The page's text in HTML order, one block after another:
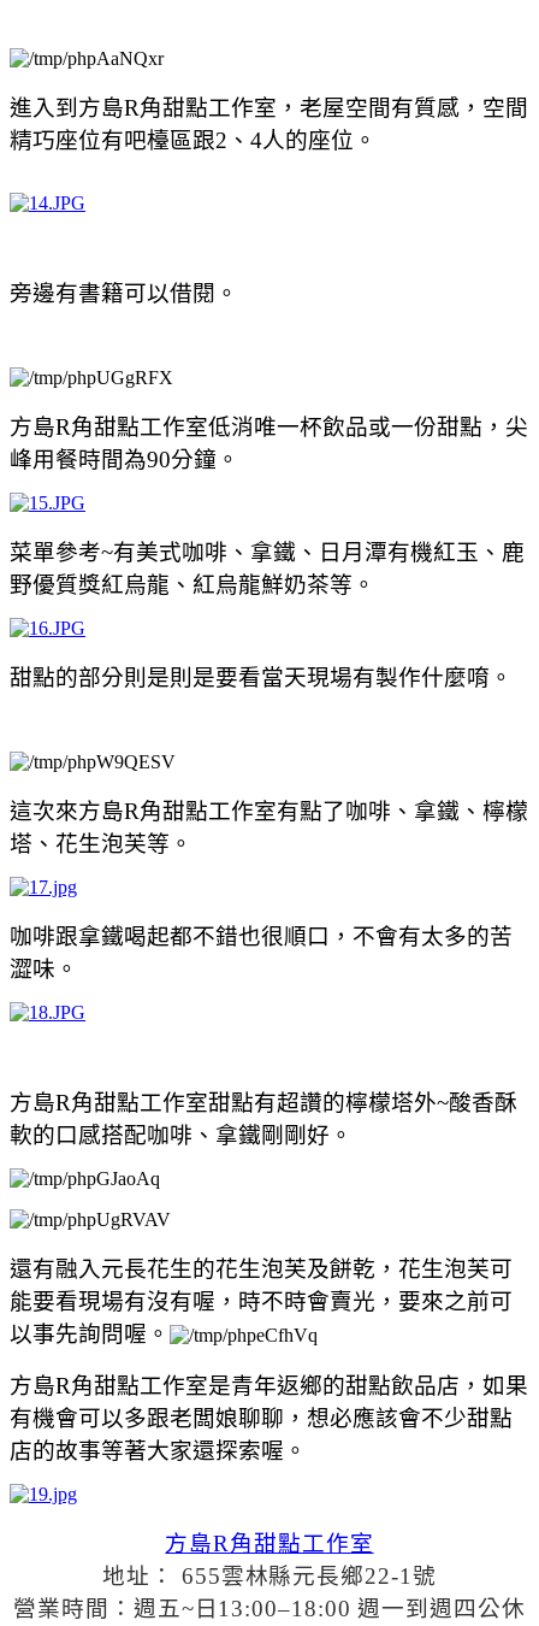
進入到 方島R角甜點工作室，老屋空間有質感， 空間
精巧座位有吧檯區跟2、4人的座位。
旁邊有書籍可以借閱。
方島R角甜點工作室低消唯一杯飲品或一份甜點，尖
峰用餐時間為90分鐘。
菜單參考~有美式咖啡、拿鐵、日月潭有機紅玉、鹿
野優質獎紅烏龍、紅烏龍鮮奶茶等。
甜點的部分則是則是要看當天現場有製作什麼唷。
這次來方島R角甜點工作室有點了咖啡、拿鐵、檸檬
塔、花生泡芙等。
咖啡跟拿鐵喝起都不錯也很順口，不會有太多的苦
澀味。
方島R角甜點工作室甜點有超讚的檸檬塔外~酸香酥
軟的口感搭配咖啡、拿鐵剛剛好。
還有融入元長花生的花生泡芙及餅乾， 花生泡芙可
能要看現場有沒有喔，時不時會賣光，要來之前可
以事先詢問喔。
方島R角甜點工作室是青年返鄉的甜點飲品店，如果
有機會可以多跟老闆娘聊聊，想必應該會不少甜點
店的故事等著大家還探索喔。
方島R角甜點工作室
地址： 655雲林縣元長鄉22-1號
營業時間：週五~日13:00–18:00 週一到週四公休